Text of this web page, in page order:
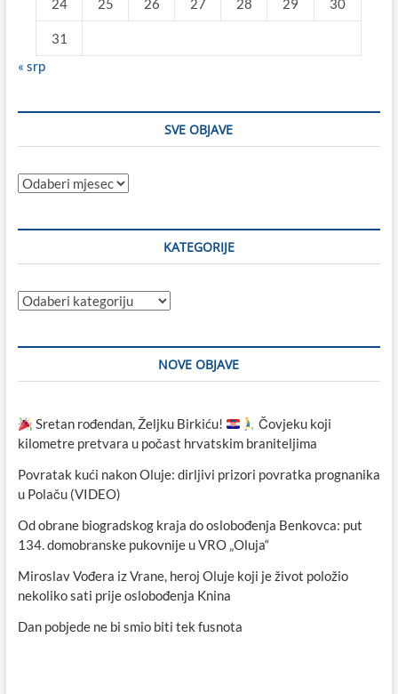
24 25 26 27 28 29 30
31
« srp
SVE OBJAVE
Sve
KATEGORIJE
Kategorije
NOVE OBJAVE
Sretan rođendan, Željku Birkiću!
Čovjeku koji
kilometre pretvara u počast hrvatskim braniteljima
Povratak kući nakon Oluje: dirljivi prizori povratka prognanika
u Polaču (VIDEO)
Od obrane biogradskog kraja do oslobođenja Benkovca: put
134. domobranske pukovnije u VRO „Oluja“
Miroslav Vođera iz Vrane, heroj Oluje koji je život položio
nekoliko sati prije oslobođenja Knina
Dan pobjede ne bi smio biti tek fusnota